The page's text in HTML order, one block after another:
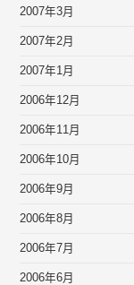
2007年3月
2007年2月
2007年1月
2006年12月
2006年11月
2006年10月
2006年9月
2006年8月
2006年7月
2006年6月